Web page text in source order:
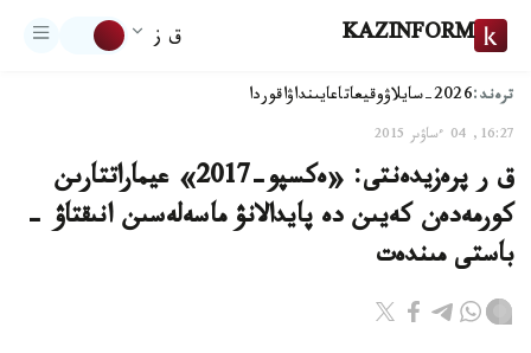
KAZINFORM ق ز
ترەند:2026-سايلاۋ وقيعاتاعايىنداۋاقوردا
16:27, 04 ءساۋىر 2015
ق ر پرەزيدەنتى: «ەكسپو-2017» عيماراتتارىن
كورمەدەن كەيىن دە پايدالانۋ ماسەلەسىن انىقتاۋ -
باستى مىندەت